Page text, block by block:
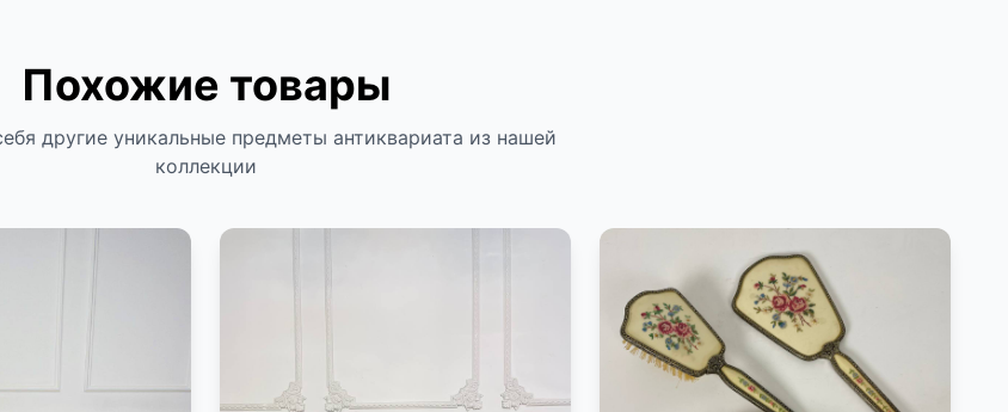
Похожие товары
другие уникальные предметы антиквариата из нашей
коллекции